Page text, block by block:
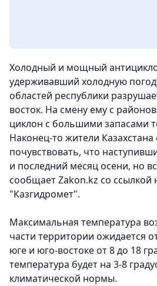
Холодный и мощный
удерживавший холодную
областей республики
восток. На смену ему с
циклон с большими запасами
Наконец-то жители Казахстана
почувствовать, что
и последний месяц осени, но
сообщает Zakon.kz со ссылкой
"Казгидромет".
Максимальная температура
части территории ожидается
юге и юго-востоке от 8 до 18
температура будет на 3-8
климатической нормы.